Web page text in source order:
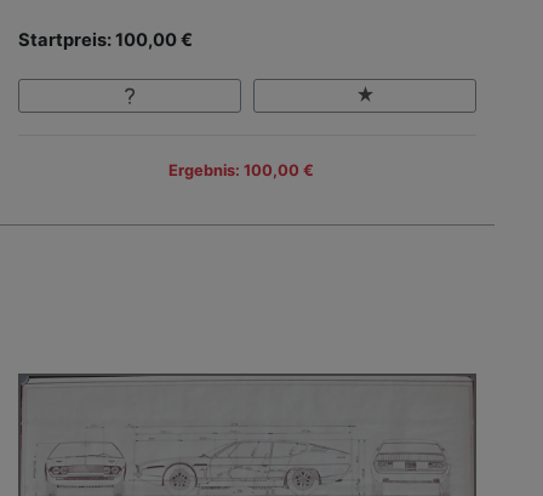
Startpreis: 100,00 €
Ergebnis: 100,00 €